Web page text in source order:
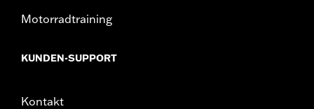
Motorradtraining
KUNDEN-SUPPORT
Kontakt